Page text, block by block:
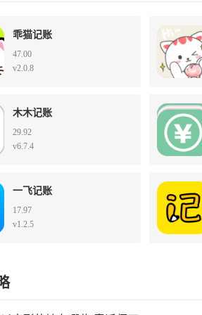
乖猫记账
47.00
v2.0.8
木木记账
29.92
v6.7.4
一飞记账
17.97
v1.2.5